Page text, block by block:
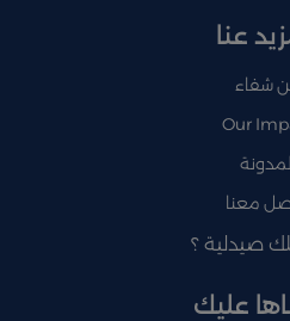
عنا
شفاء
Our
معنا
صيدلية ؟
عليك